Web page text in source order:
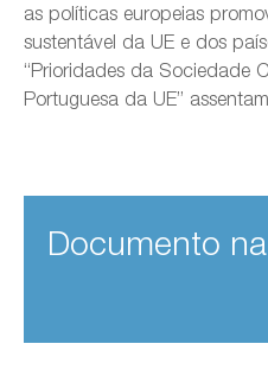
as políticas europeias
sustentável da UE e dos
“Prioridades da Sociedade
Portuguesa da UE”
Documento